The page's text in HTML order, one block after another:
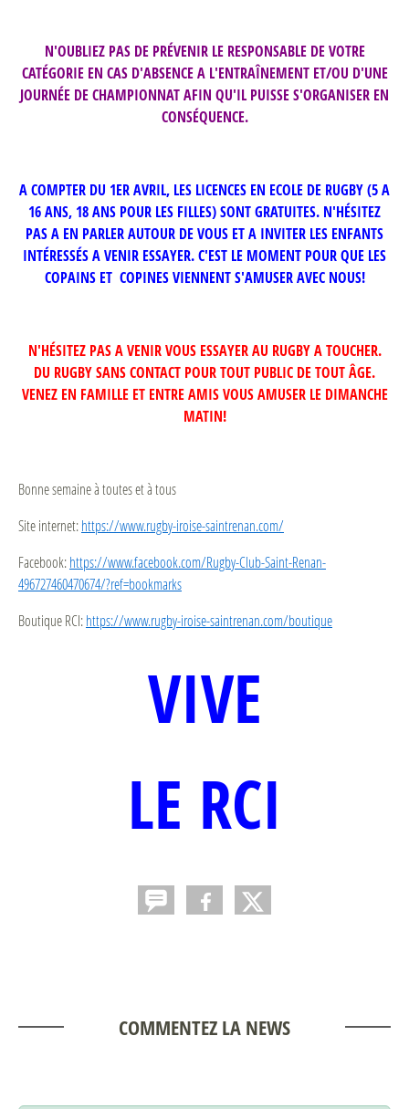
N'OUBLIEZ PAS DE PRÉVENIR LE RESPONSABLE DE VOTRE
CATÉGORIE EN CAS D'ABSENCE A L'ENTRAÎNEMENT ET/OU D'UNE
JOURNÉE DE CHAMPIONNAT AFIN QU'IL PUISSE S'ORGANISER EN
CONSÉQUENCE.
A COMPTER DU 1ER AVRIL, LES LICENCES EN ECOLE DE RUGBY (5 A
16 ANS, 18 ANS POUR LES FILLES) SONT GRATUITES. N'HÉSITEZ
PAS A EN PARLER AUTOUR DE VOUS ET A INVITER LES ENFANTS
INTÉRESSÉS A VENIR ESSAYER. C'EST LE MOMENT POUR QUE LES
COPAINS ET COPINES VIENNENT S'AMUSER AVEC NOUS!
N'HÉSITEZ PAS A VENIR VOUS ESSAYER AU RUGBY A TOUCHER.
DU RUGBY SANS CONTACT POUR TOUT PUBLIC DE TOUT ÂGE.
VENEZ EN FAMILLE ET ENTRE AMIS VOUS AMUSER LE DIMANCHE
MATIN!
Bonne semaine à toutes et à tous
Site internet:https://www.rugby-iroise-saintrenan.com/
Facebook:https://www.facebook.com/Rugby-Club-Saint-Renan-
496727460470674/?ref=bookmarks
Boutique RCI:https://www.rugby-iroise-saintrenan.com/boutique
VIVE
LE RCI
COMMENTEZ LA NEWS